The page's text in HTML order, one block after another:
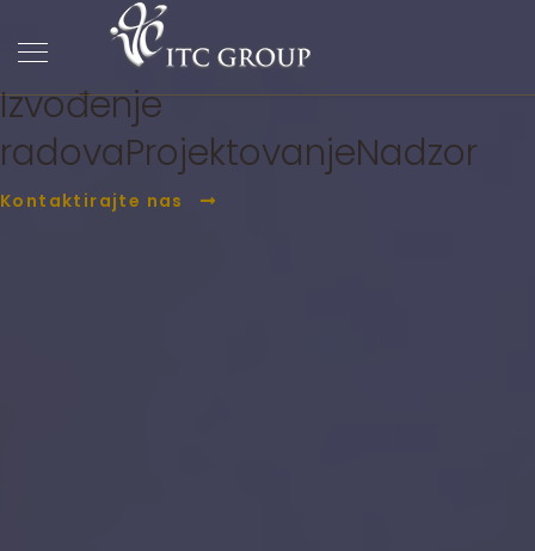
PC Građevina
Izvođenje
radovaProjektovanjeNadzor
Kontaktirajte nas